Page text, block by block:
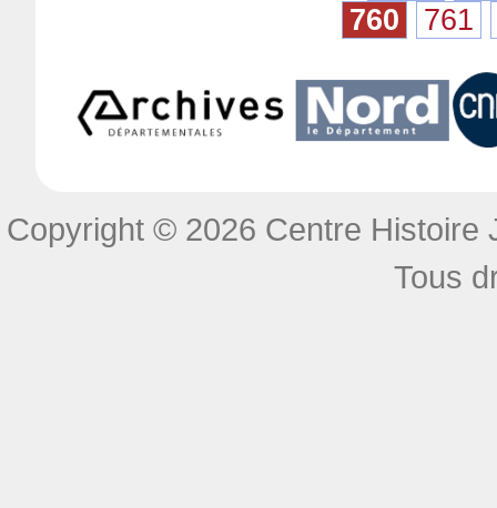
760
761
Copyright © 2026 Centre Histoire
Tous